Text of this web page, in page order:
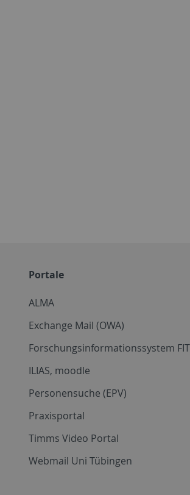
Portale
ALMA
Exchange Mail (OWA)
Forschungsinformationssystem FIT
ILIAS, moodle
Personensuche (EPV)
Praxisportal
Timms Video Portal
Webmail Uni Tübingen